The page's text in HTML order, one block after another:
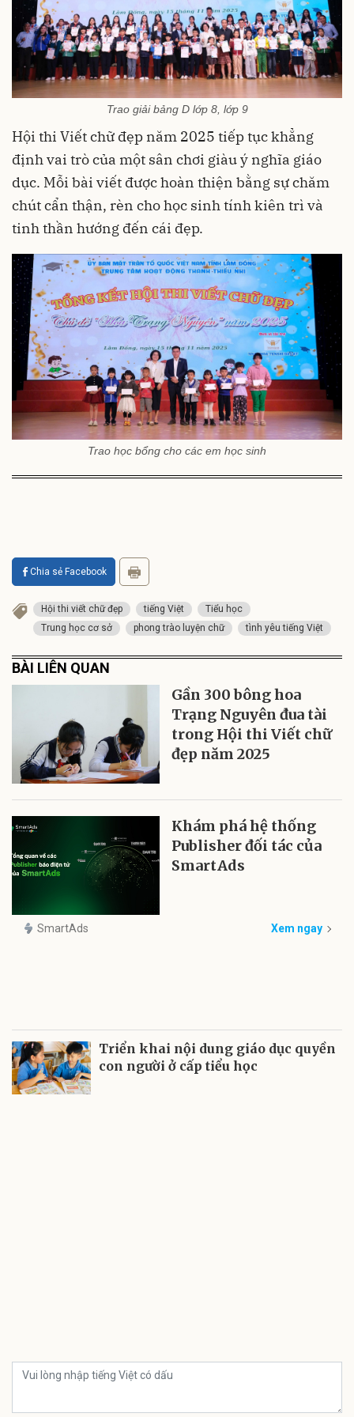
Trao giải bảng D lớp 8, lớp 9
Hội thi Viết chữ đẹp năm 2025 tiếp tục khẳng
định vai trò của một sân chơi giàu ý nghĩa giáo
dục. Mỗi bài viết được hoàn thiện bằng sự chăm
chút cẩn thận, rèn cho học sinh tính kiên trì và
tinh thần hướng đến cái đẹp.
Trao học bổng cho các em học sinh
Chia sẻ Facebook
Hội thi viết chữ đẹp tiếng Việt
Tiểu học
Trung học cơ sở
phong trào luyện chữ tình yêu tiếng Việt
BÀI LIÊN QUAN
Gần 300 bông hoa
Trạng Nguyên đua tài
trong Hội thi Viết chữ
đẹp năm 2025
Khám phá hệ thống
Publisher đối tác của
SmartAds
SmartAds Xem ngay
Triển khai nội dung giáo dục quyền
con người ở cấp tiểu học